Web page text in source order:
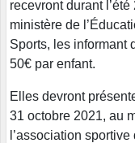
recevront durant
ministère de
Sports, les informant
50€ par enfant.
Elles devront
31 octobre 2021, au
l’association